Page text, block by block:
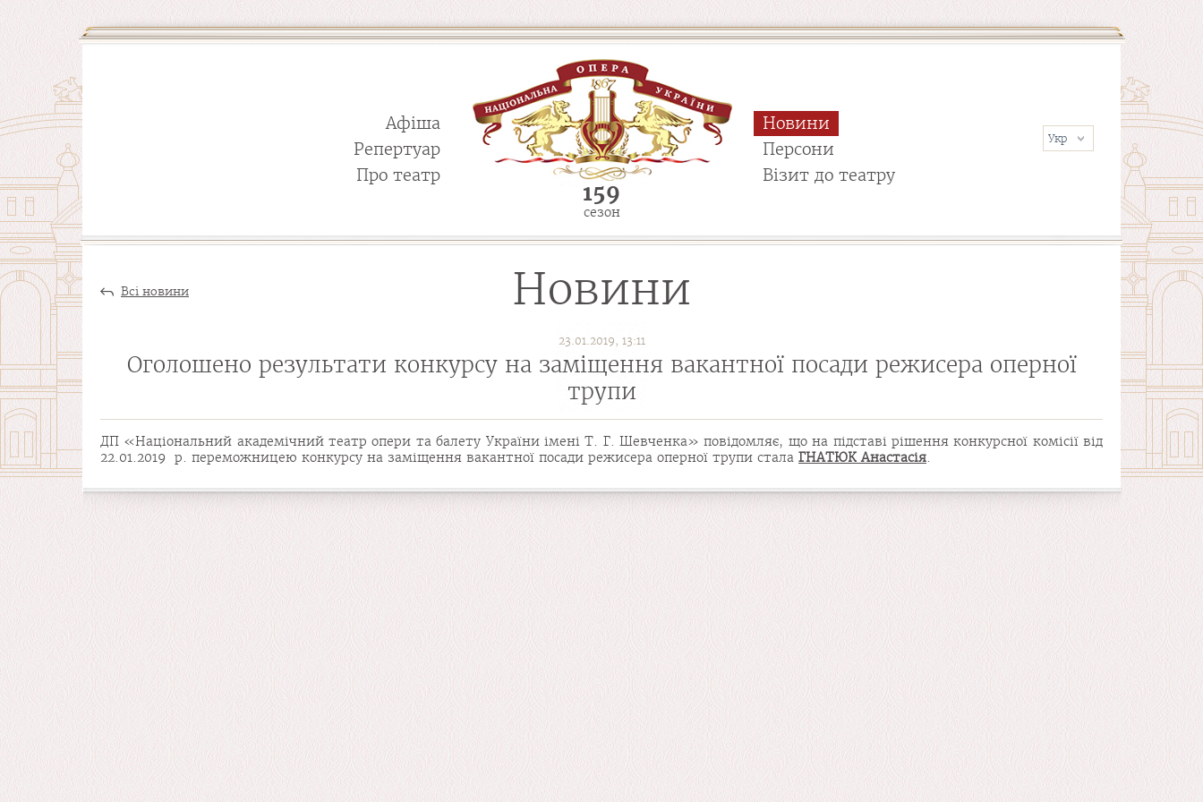
Афіша
Репертуар
Про театр
Новини
Персони
Візит до театру
159
сезон
Всі новини Новини
23.01.2019, 13:11
Оголошено результати конкурсу на заміщення вакантної посади режисера оперної
трупи
ДП «Національний академічний театр опери та балету України імені Т. Г. Шевченка» повідомляє, що на підставі рішення конкурсної комісії від
22.01.2019 р. переможницею конкурсу на заміщення вакантної посади режисера оперної трупи стала ГНАТЮК Анастасія.